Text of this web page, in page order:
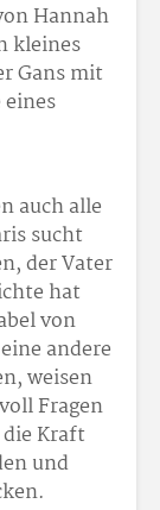
Hannah
kleines
Gans mit
auch alle
sucht
der Vater
hat
von
andere
weisen
Fragen
Kraft
und